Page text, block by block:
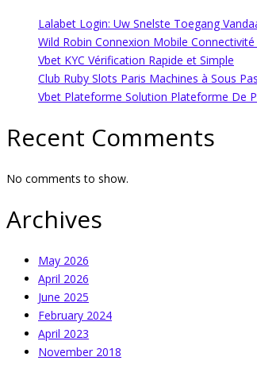
Lalabet Login: Uw Snelste Toegang
Wild Robin Connexion Mobile
Vbet KYC Vérification Rapide et Simple
Club Ruby Slots Paris Machines à Sous
Vbet Plateforme Solution Plateforme De
Recent Comments
No comments to show.
Archives
May 2026
April 2026
June 2025
February 2024
April 2023
November 2018